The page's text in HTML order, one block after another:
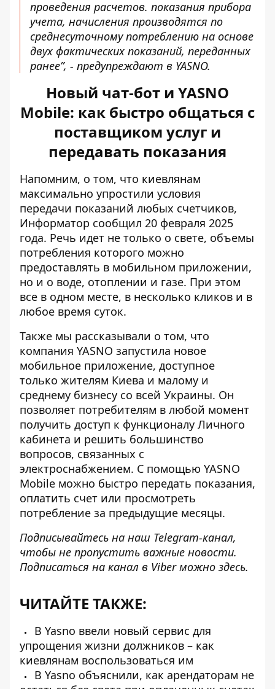
проведения расчетов. показания прибора
учета, начисления производятся по
среднесуточному потреблению на основе
двух фактических показаний, переданных
ранее”, - предупреждают в YASNO.
Новый чат-бот и YASNO
Mobile: как быстро общаться с
поставщиком услуг и
передавать показания
Напомним, о том, что киевлянам
максимально упростили условия
передачи показаний любых счетчиков,
Информатор сообщил 20 февраля 2025
года. Речь идет не только о свете, объемы
потребления которого можно
предоставлять в мобильном приложении,
но и о воде, отоплении и газе. При этом
все в одном месте, в несколько кликов и в
любое время суток.
Также мы рассказывали о том, что
компания YASNO запустила новое
мобильное приложение, доступное
только жителям Киева и малому и
среднему бизнесу со всей Украины. Он
позволяет потребителям в любой момент
получить доступ к функционалу Личного
кабинета и решить большинство
вопросов, связанных с
электроснабжением. С помощью YASNO
Mobile можно быстро передать показания,
оплатить счет или просмотреть
потребление за предыдущие месяцы.
Подписывайтесь на наш Telegram-канал,
чтобы не пропустить важные новости.
Подписаться на канал в Viber можно здесь.
ЧИТАЙТЕ ТАКЖЕ:
В Yasno ввели новый сервис для
упрощения жизни должников – как
киевлянам воспользоваться им
В Yasno объяснили, как арендаторам не